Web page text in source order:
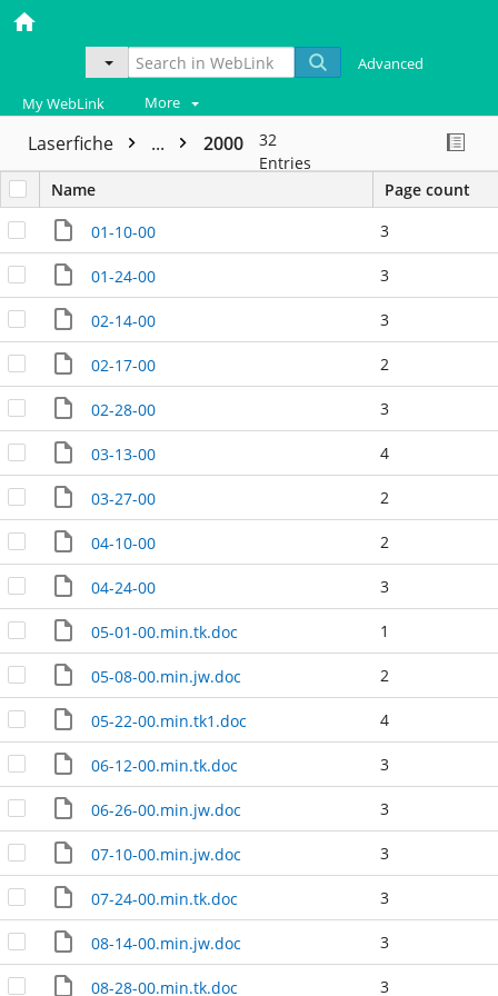
Advanced
My WebLink More
Laserfiche ... 2000
32
Entries
Name
Page count
01-10-00
3
01-24-00 3
02-14-00 3
02-17-00 2
02-28-00 3
03-13-00 4
03-27-00 2
04-10-00 2
04-24-00 3
05-01-00.min.tk.doc 1
05-08-00.min.jw.doc 2
05-22-00.min.tk1.doc 4
06-12-00.min.tk.doc 3
06-26-00.min.jw.doc 3
07-10-00.min.jw.doc 3
07-24-00.min.tk.doc 3
08-14-00.min.jw.doc 3
08-28-00.min.tk.doc 3